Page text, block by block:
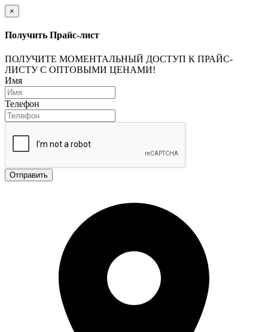
×
Получить Прайс-лист
ПОЛУЧИТЕ МОМЕНТАЛЬНЫЙ ДОСТУП К ПРАЙС-
ЛИСТУ С ОПТОВЫМИ ЦЕНАМИ!
Имя
Телефон
Отправить